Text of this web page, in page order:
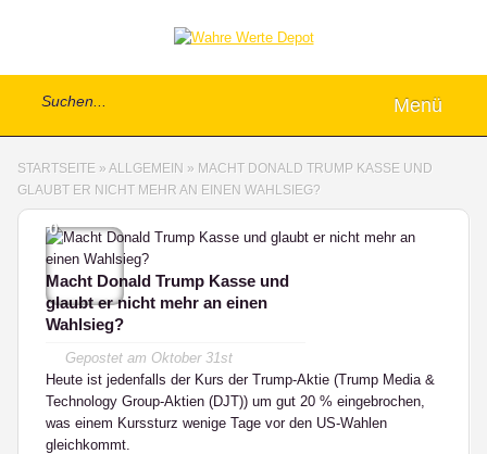
Menü
STARTSEITE » ALLGEMEIN » MACHT DONALD TRUMP KASSE UND
GLAUBT ER NICHT MEHR AN EINEN WAHLSIEG?
0
Macht Donald Trump Kasse und
glaubt er nicht mehr an einen
Wahlsieg?
Gepostet am Oktober 31st
Heute ist jedenfalls der Kurs der Trump-Aktie (Trump Media &
Technology Group-Aktien (DJT)) um gut 20 % eingebrochen,
was einem Kurssturz wenige Tage vor den US-Wahlen
gleichkommt.